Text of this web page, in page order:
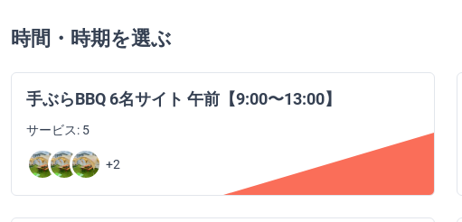
時間・時期を選ぶ
手ぶらBBQ 6名サイト 午前【9:00〜13:00】
サービス: 5
+2